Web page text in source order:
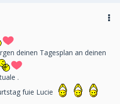
deinen Tagesplan an deinen
.
fuie Lucie